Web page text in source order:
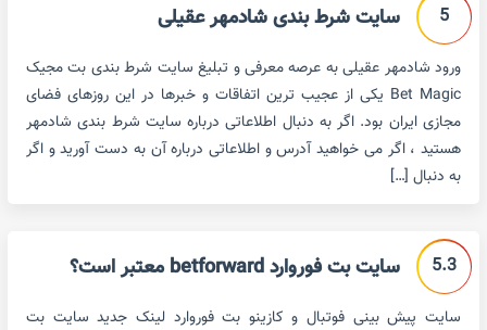
5 سایت شرط بندی شادمهر عقیلی
ورود شادمهر عقیلی به عرصه معرفی و تبلیغ سایت شرط بندی بت مجیک
Bet Magic یکی از عجیب ترین اتفاقات و خبرها در این روزهای فضای
مجازی ایران بود. اگر به دنبال اطلاعاتی درباره سایت شرط بندی شادمهر
هستید ، اگر می خواهید آدرس و اطلاعاتی درباره آن به دست آورید و اگر
به دنبال […]
5.3 سایت بت فوروارد betforward معتبر است؟
سایت پیش بینی فوتبال و کازینو بت فوروارد لینک جدید سایت بت